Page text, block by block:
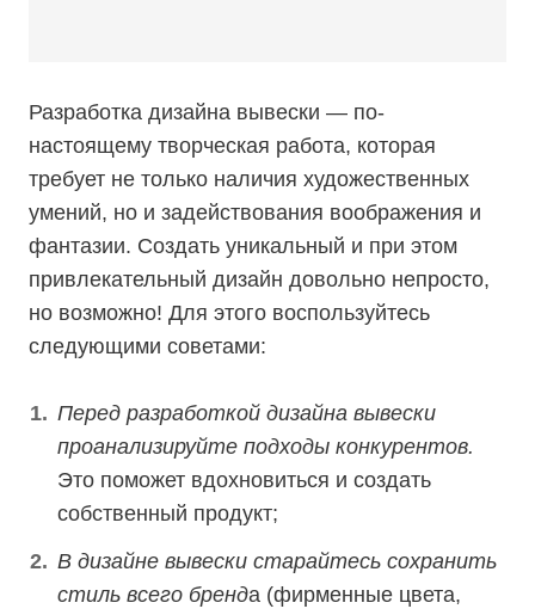
Разработка дизайна вывески — по-
настоящему творческая работа, которая
требует не только наличия художественных
умений, но и задействования воображения и
фантазии. Создать уникальный и при этом
привлекательный дизайн довольно непросто,
но возможно! Для этого воспользуйтесь
следующими советами:
Перед разработкой дизайна вывески
проанализируйте подходы конкурентов.
Это поможет вдохновиться и создать
собственный продукт;
В дизайне вывески старайтесь сохранить
стиль всего бренда (фирменные цвета,